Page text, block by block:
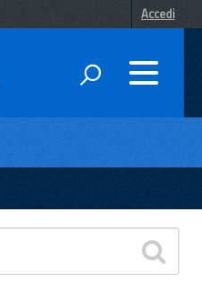
Accedi